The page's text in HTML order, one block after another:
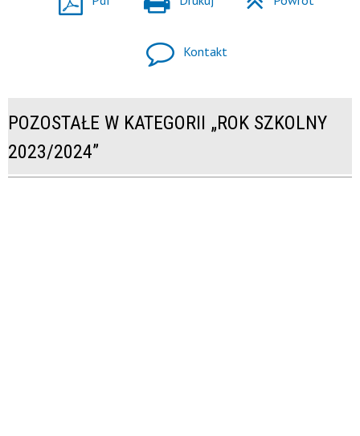
Kontakt
POZOSTAŁE W KATEGORII „ROK SZKOLNY
2023/2024”